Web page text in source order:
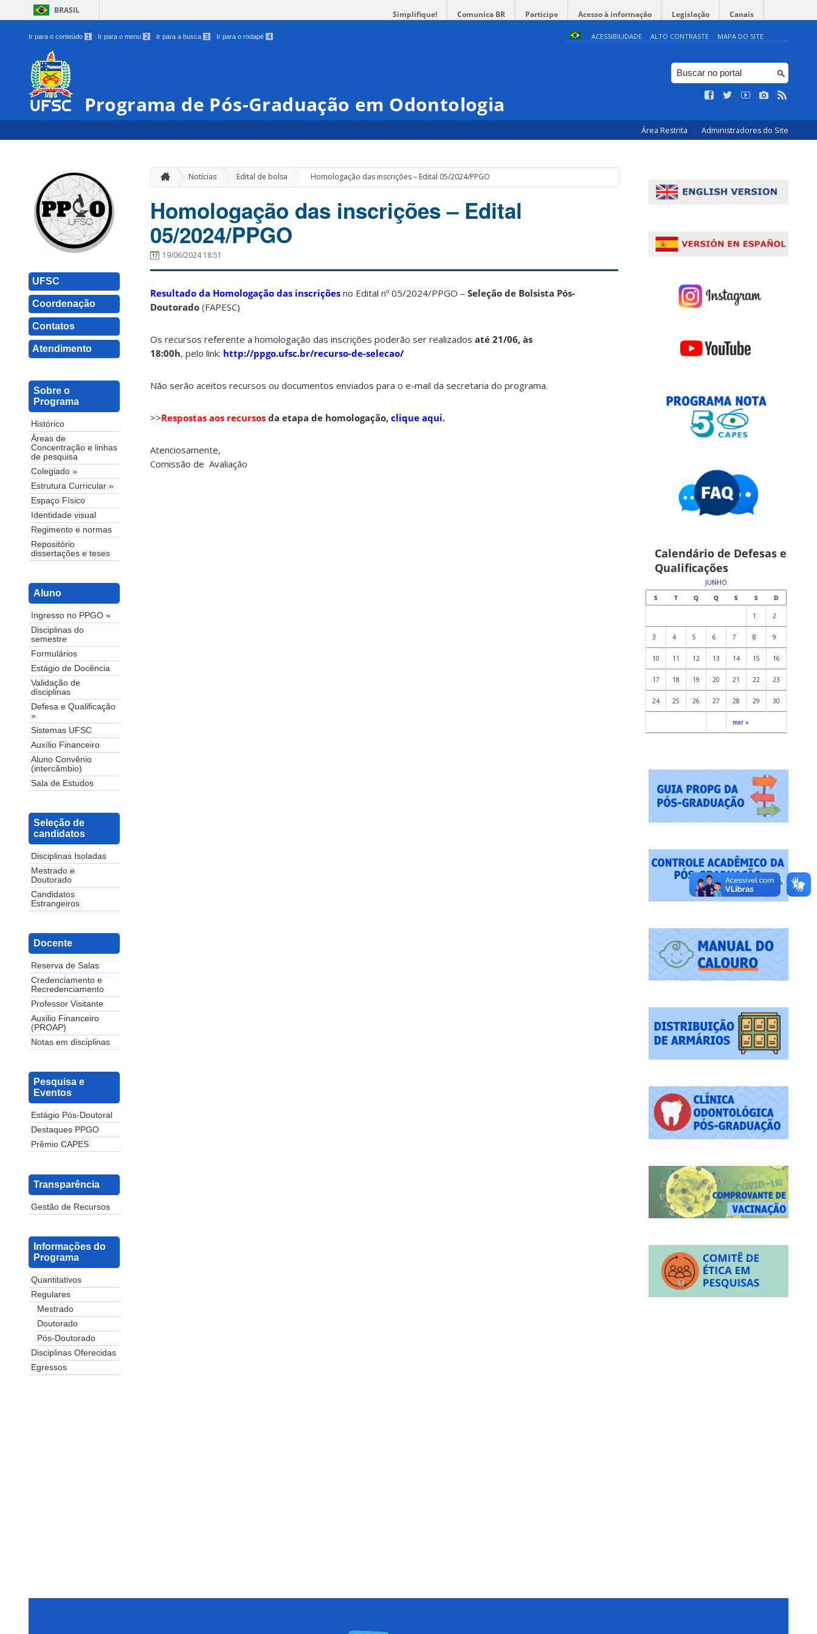
BRASIL Simplifique! Comunica BR Participe Acesso à informação Legislação Canais
Ir para o conteúdo 1 Ir para o menu 2 Ir para a busca 3 Ir para o rodapé 4 ACESSIBILIDADE ALTO CONTRASTE MAPA DO SITE
Programa de Pós-Graduação em Odontologia
Área Restrita Administradores do Site
UFSC
Coordenação
Contatos
Atendimento
Sobre o
Programa
Histórico
Áreas de
Concentração e linhas
de pesquisa
Colegiado »
Estrutura Curricular »
Espaço Físico
Identidade visual
Regimento e normas
Repositório
dissertações e teses
Aluno
Ingresso no PPGO »
Disciplinas do
semestre
Formulários
Estágio de Docência
Validação de
disciplinas
Defesa e Qualificação
»
Sistemas UFSC
Auxílio Financeiro
Aluno Convênio
(intercâmbio)
Sala de Estudos
Seleção de
candidatos
Disciplinas Isoladas
Mestrado e
Doutorado
Candidatos
Estrangeiros
Docente
Reserva de Salas
Credenciamento e
Recredenciamento
Professor Visitante
Auxilio Financeiro
(PROAP)
Notas em disciplinas
Pesquisa e
Eventos
Estágio Pós-Doutoral
Destaques PPGO
Prêmio CAPES
Transparência
Gestão de Recursos
Informações do
Programa
Quantitativos
Regulares
Mestrado
Doutorado
Pós-Doutorado
Disciplinas Oferecidas
Egressos
Notícias Edital de bolsa » Homologação das inscrições – Edital 05/2024/PPGO
Homologação das inscrições – Edital
05/2024/PPGO
19/06/2024 18:51
Resultado da Homologação das inscrições no Edital nº 05/2024/PPGO – Seleção de Bolsista Pós-
Doutorado (FAPESC)
Os recursos referente a homologação das inscrições poderão ser realizados até 21/06, às
18:00h, pelo link: http://ppgo.ufsc.br/recurso-de-selecao/
Não serão aceitos recursos ou documentos enviados para o e-mail da secretaria do programa.
>>Respostas aos recursos da etapa de homologação, clique aqui.
Atenciosamente,
Comissão de Avaliação
Calendário de Defesas e
Qualificações
JUNHO
S
T Q Q S S D
mar »
1 2
3 4 5 6 7 8 9
10 11 12 13 14 15 16
17 18 19 20 21 22 23
24 25 26 27 28 29 30